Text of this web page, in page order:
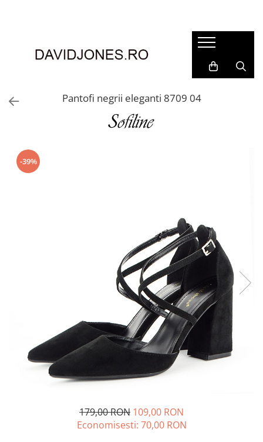
Accesorii
Genti din piele
Incaltaminte
Pantofi negrii eleganti 8709 04
-39%
179,00 RON 109,00 RON
Economisesti: 70,00 RON